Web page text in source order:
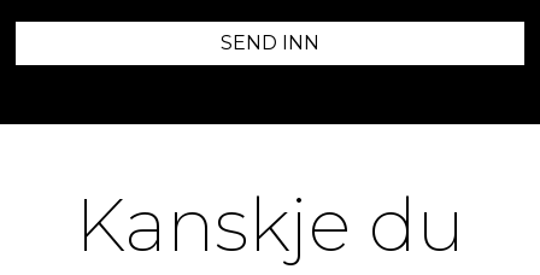
SEND INN
Kanskje du